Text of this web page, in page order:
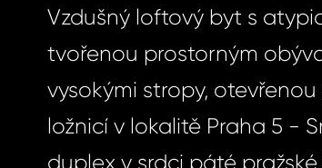
Vzdušný loftový byt s
tvořenou prostorným
vysokými stropy,
ložnicí v lokalitě Praha 5 -
duplex v srdci páté